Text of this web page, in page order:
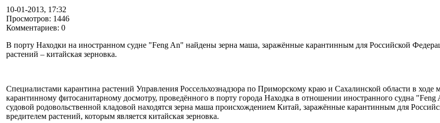
10-01-2013, 17:32
Просмотров: 1446
Комментариев: 0
В порту Находки на иностранном судне "Feng An" найдены зерна маша, заражённые карантинным для Российской
растений – китайская зерновка.
Специалистами карантина растений Управления Россельхознадзора по Приморскому краю и Сахалинской области в ходе
карантинному фитосанитарному досмотру, проведённого в порту города Находка в отношении иностранного судна
судовой родовольственной кладовой находятся зерна маша происхождением Китай, заражённые карантинным для
вредителем растений, которым является китайская зерновка.